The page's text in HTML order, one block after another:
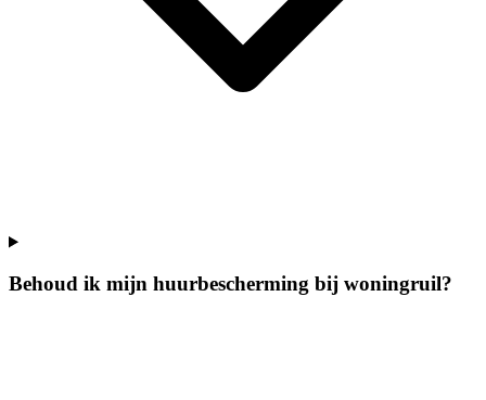
Behoud ik mijn huurbescherming bij woningruil?